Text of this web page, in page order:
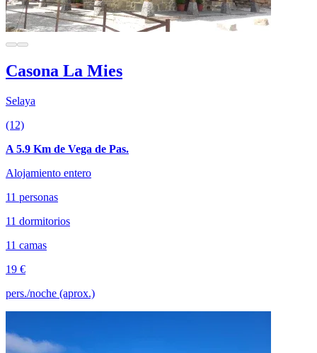
Casona La Mies
Selaya
(12)
A 5.9 Km de Vega de Pas.
Alojamiento entero
11 personas
11 dormitorios
11 camas
19 €
pers./noche (aprox.)